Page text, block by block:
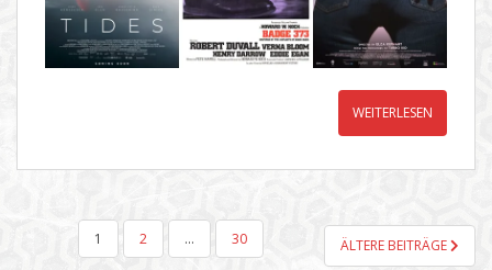
WEITERLESEN
SEITENNUMMERIERUNG
1 2 … 30 ÄLTERE BEITRÄGE